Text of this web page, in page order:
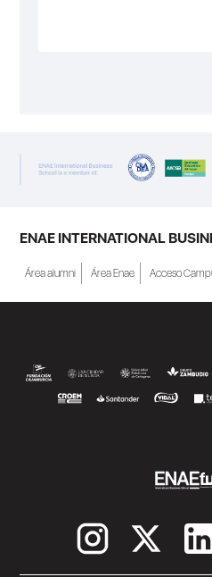
ENAE INTERNATIONAL
Área alumni Área Enae Acceso